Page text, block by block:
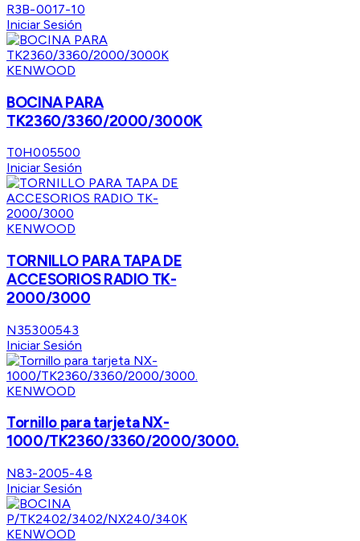
R3B-0017-10
Iniciar Sesión
KENWOOD
BOCINA PARA
TK2360/3360/2000/3000K
T0H005500
Iniciar Sesión
KENWOOD
TORNILLO PARA TAPA DE
ACCESORIOS RADIO TK-
2000/3000
N35300543
Iniciar Sesión
KENWOOD
Tornillo para tarjeta NX-
1000/TK2360/3360/2000/3000.
N83-2005-48
Iniciar Sesión
KENWOOD